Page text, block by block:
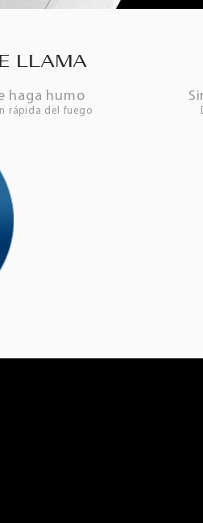
LLAMA
haga humo
rápida del fuego